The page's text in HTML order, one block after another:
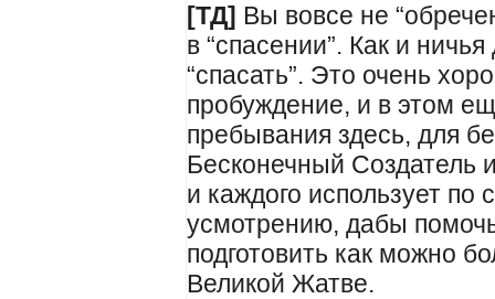
[ТД] Вы вовсе не
в “спасении”. Как и
“спасать”. Это очень
пробуждение, и в этом
пребывания здесь, для
Бесконечный Создатель
и каждого использует по
усмотрению, дабы
подготовить как можно
Великой Жатве.